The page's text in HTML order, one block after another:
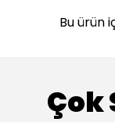
Bu ürün